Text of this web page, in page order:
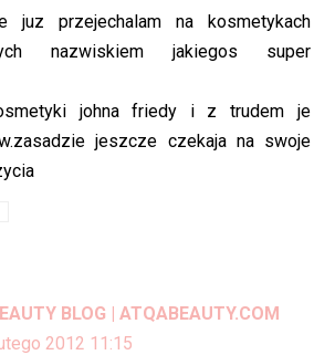
przejechalam na kosmetykach
nazwiskiem jakiegos super
johna friedy i z trudem je
jeszcze czekaja na swoje
BLOG | ATQABEAUTY.COM
2012 11:15